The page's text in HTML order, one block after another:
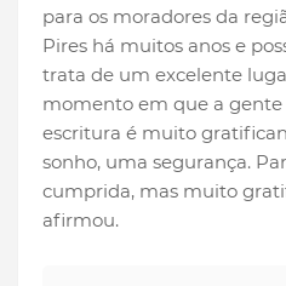
para os moradores da
Pires há muitos anos e
trata de um excelente
momento em que a gente
escritura é muito
sonho, uma segurança.
cumprida, mas muito
afirmou.